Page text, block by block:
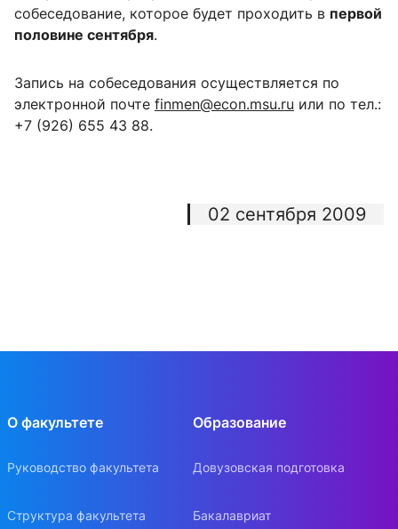
собеседование, которое будет проходить в первой
половине сентября.
Запись на собеседования осуществляется по
электронной почте finmen@econ.msu.ru или по тел.:
+7 (926) 655 43 88.
02 сентября 2009
О факультете
Руководство факультета
Структура факультета
Образование
Довузовская подготовка
Бакалавриат